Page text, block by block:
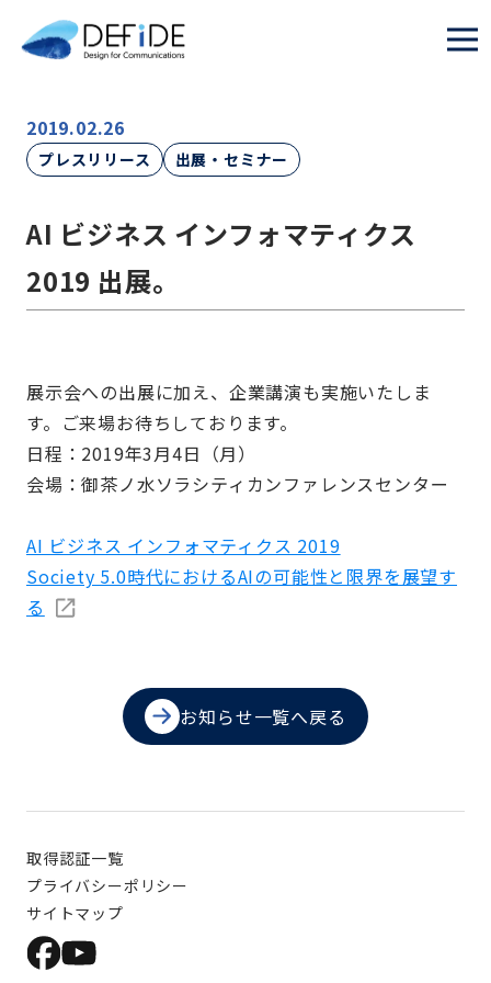
2019.02.26
プレスリリース 出展・セミナー
AI ビジネス インフォマティクス
2019 出展。
展示会への出展に加え、企業講演も実施いたしま
す。ご来場お待ちしております。
日程：2019年3月4日（月）
会場：御茶ノ水ソラシティカンファレンスセンター
AI ビジネス インフォマティクス 2019
Society 5.0時代におけるAIの可能性と限界を展望す
る
お知らせ一覧へ戻る
取得認証一覧
プライバシーポリシー
サイトマップ